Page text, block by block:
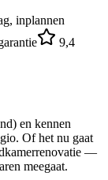
inplannen
9,4
en kennen
Of het nu gaat
—
meegaat.